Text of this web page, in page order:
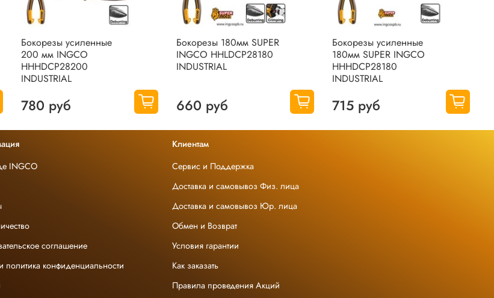
Бокорезы усиленные
200 мм INGCO
HHHDCP28200
INDUSTRIAL
780 руб
Бокорезы 180мм SUPER
INGCO HHLDCP28180
INDUSTRIAL
660 руб
Бокорезы усиленные
180мм SUPER INGCO
HHHDCP28180
INDUSTRIAL
715 руб
INGCO
соглашение
политика конфиденциальности
Клиентам
Сервис и Поддержка
Доставка и самовывоз Физ. лица
Доставка и самовывоз Юр. лица
Обмен и Возврат
Условия гарантии
Как заказать
Правила проведения Акций